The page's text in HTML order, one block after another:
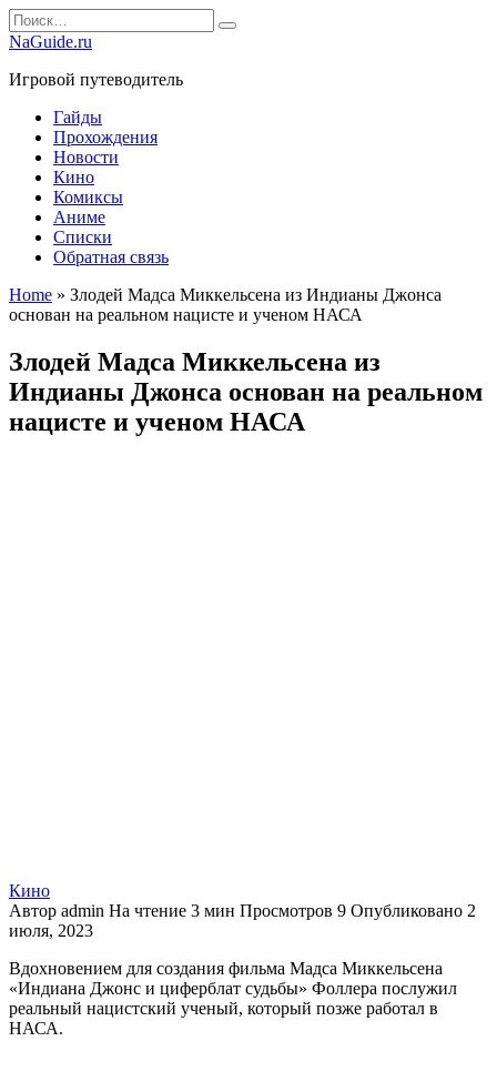
Перейти
к
Search
for:
NaGuide.ru
Игровой путеводитель
Гайды
Прохождения
Новости
Кино
Комиксы
Аниме
Списки
Обратная связь
Home » Злодей Мадса Миккельсена из Индианы Джонса
основан на реальном нацисте и ученом НАСА
Злодей Мадса Миккельсена из
Индианы Джонса основан на реальном
нацисте и ученом НАСА
Кино
Автор admin На чтение 3 мин Просмотров 9 Опубликовано 2
июля, 2023
Вдохновением для создания фильма Мадса Миккельсена
«Индиана Джонс и циферблат судьбы» Фоллера послужил
реальный нацистский ученый, который позже работал в
НАСА.